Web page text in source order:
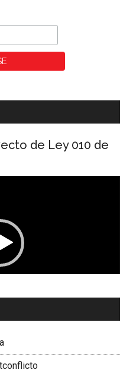
de Ley 010 de
01:04
Corporación